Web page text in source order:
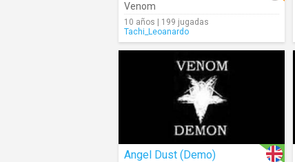
Venom
10 años | 199 jugadas
Tachi_Leoanardo
Angel Dust (Demo)